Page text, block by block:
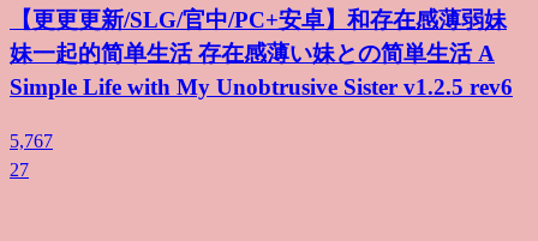
【更更更新/SLG/官中/PC+安卓】和存在感薄弱妹
妹一起的简单生活 存在感薄い妹との简単生活 A
Simple Life with My Unobtrusive Sister v1.2.5 rev6
5,767
27